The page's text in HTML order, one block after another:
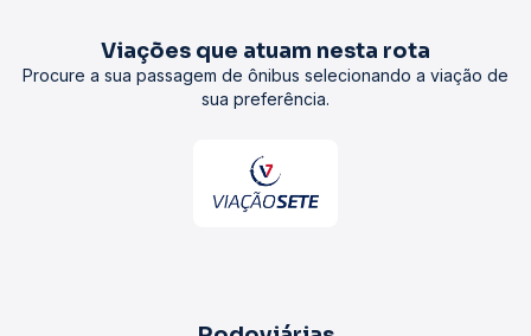
Viações que atuam nesta rota
Procure a sua passagem de ônibus selecionando a viação de
sua preferência.